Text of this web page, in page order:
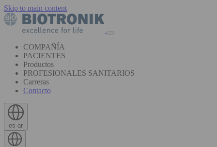
Skip to main content
COMPAÑÍA
PACIENTES
Productos
PROFESIONALES SANITARIOS
Carreras
Contacto
es-ar